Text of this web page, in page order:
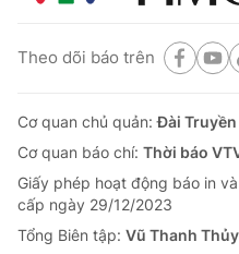
Theo dõi báo trên
Cơ quan chủ quản:Đài
Cơ quan báo chí: Thời báo
Giấy phép hoạt động báo in
cấp ngày 29/12/2023
Tổng Biên tập: Vũ Thanh Thủy